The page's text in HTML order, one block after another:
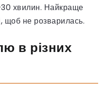
хвилин. Найкраще
щоб не розварилась.
в різних